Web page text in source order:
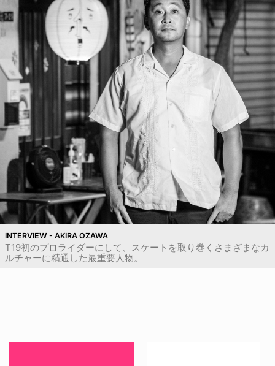
INTERVIEW - AKIRA OZAWA
T19初のプロライダーにして、スケートを取り巻くさまざまなカ
ルチャーに精通した最重要人物。